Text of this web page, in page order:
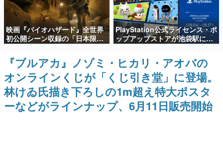
殿堂入り記事
SNS拡散数が数千以上！ ページビュー数万以上！ などな
ど。多くの人々に読まれた、電ファミ渾身の“殿堂入り”記
事をまとめました。
ゲームの企画書
名作ゲームクリエイターの方々に製作時のエピソードをお
聞きし、ヒットする企画（ゲーム）とは何か？を探ってい
きます。
赫本
この物語を解いてはいけない。『赫本』は、〈試験問題〉
エーフィ・ブラッキー」
「FUTURISTIC BOX」の計3商
品
映画『バイオハザード』全世界
初公開シーン収録の「日本限
定」予告映像が解禁。バイオの
日（8月10日）にあわせて、
「ラクーンシティ総合病院」へ
行く配達人の姿が披露
PlayStation公式ライセンス・ポ
ップアップストアが池袋駅にて
期間限定で開催。夏のアパレル
イテムが登場
『ブルアカ』ノゾミ・ヒカリ・アオバの
オンラインくじが「くじ引き堂」に登場。
林けゐ氏描き下ろしの1m超え特大ポスタ
ーなどがラインナップ、6月11日販売開始